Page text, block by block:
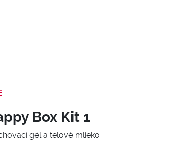
Box Kit 1
gél a telové mlieko